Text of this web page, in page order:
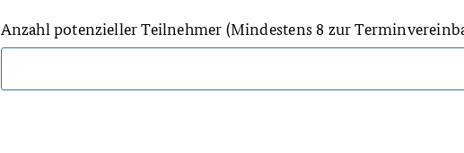
Anzahl potenzieller Teilnehmer (Mindestens 8 zur